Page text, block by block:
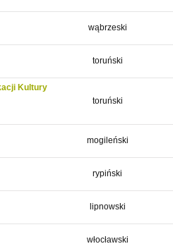
wąbrzeski
toruński
Kultury
toruński
mogileński
rypiński
lipnowski
włocławski